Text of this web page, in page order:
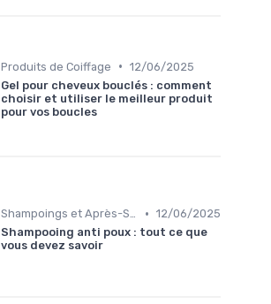
Produits de Coiffage • 12/06/2025
Gel pour cheveux bouclés : comment
choisir et utiliser le meilleur produit
pour vos boucles
Shampoings et Après-Shampoings • 12/06/2025
Shampooing anti poux : tout ce que
vous devez savoir